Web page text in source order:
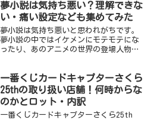
らいつまで？ あんスタ×ローソン2024
は2024年...
夢小説は気持ち悪い？理解できな
い・痛い設定なども集めてみた
夢小説は気持ち悪いと思われがちです。
夢小説の中ではイケメンにモテモテにな
ったり、あのアニメの世界の登場人物に
できない」という意見や「痛い展開」な
ども集めてみました。 ...
一番くじカードキャプターさくら
25thの取り扱い店舗！何時からな
のかとロット・内訳
一番くじカードキャプターさくら25th